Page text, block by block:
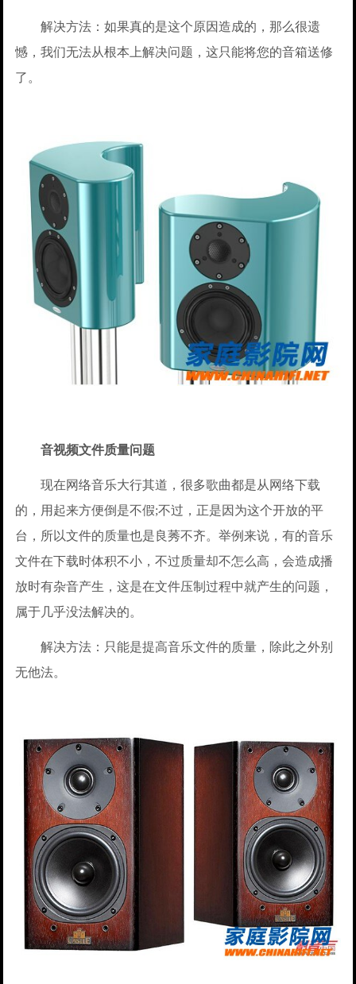
解决方法：如果真的是这个原因造成的，那么很遗
憾，我们无法从根本上解决问题，这只能将您的音箱送修
了。
音视频文件质量问题
现在网络音乐大行其道，很多歌曲都是从网络下载
的，用起来方便倒是不假;不过，正是因为这个开放的平
台，所以文件的质量也是良莠不齐。举例来说，有的音乐
文件在下载时体积不小，不过质量却不怎么高，会造成播
放时有杂音产生，这是在文件压制过程中就产生的问题，
属于几乎没法解决的。
解决方法：只能是提高音乐文件的质量，除此之外别
无他法。